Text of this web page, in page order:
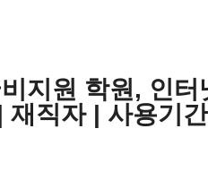
지원 학원, 인터
직자 | 사용기